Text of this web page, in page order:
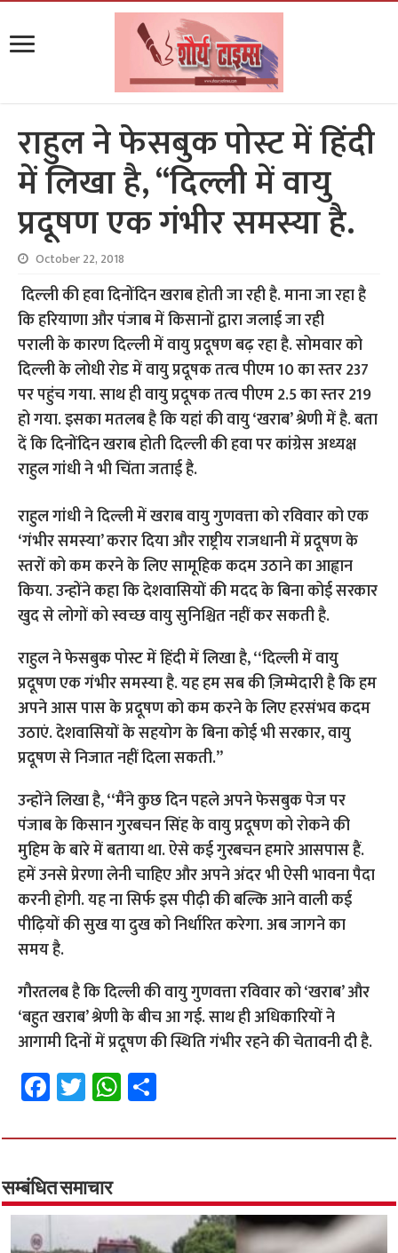
राहुल ने फेसबुक पोस्ट में हिंदी
में लिखा है, ‘‘दिल्ली में वायु
प्रदूषण एक गंभीर समस्या है.
October 22, 2018
दिल्‍ली की हवा दिनोंदिन खराब होती जा रही है. माना जा रहा है
कि हरियाणा और पंजाब में किसानों द्वारा जलाई जा रही
पराली के कारण दिल्‍ली में वायु प्रदूषण बढ़ रहा है. सोमवार को
दिल्‍ली के लोधी रोड में वायु प्रदूषक तत्‍व पीएम 10 का स्‍तर 237
पर पहुंच गया. साथ ही वायु प्रदूषक तत्‍व पीएम 2.5 का स्‍तर 219
हो गया. इसका मतलब है कि यहां की वायु ‘खराब’ श्रेणी में है. बता
दें कि दिनोंदिन खराब होती दिल्‍ली की हवा पर कांग्रेस अध्‍यक्ष
राहुल गांधी ने भी चिंता जताई है.
राहुल गांधी ने दिल्ली में खराब वायु गुणवत्ता को रविवार को एक
‘गंभीर समस्या’ करार दिया और राष्ट्रीय राजधानी में प्रदूषण के
स्तरों को कम करने के लिए सामूहिक कदम उठाने का आह्वान
किया. उन्होंने कहा कि देशवासियों की मदद के बिना कोई सरकार
खुद से लोगों को स्वच्छ वायु सुनिश्चित नहीं कर सकती है.
राहुल ने फेसबुक पोस्ट में हिंदी में लिखा है, ‘‘दिल्ली में वायु
प्रदूषण एक गंभीर समस्या है. यह हम सब की ज़िम्मेदारी है कि हम
अपने आस पास के प्रदूषण को कम करने के लिए हरसंभव कदम
उठाएं. देशवासियों के सहयोग के बिना कोई भी सरकार, वायु
प्रदूषण से निजात नहीं दिला सकती.’’
उन्होंने लिखा है, ‘‘मैंने कुछ दिन पहले अपने फेसबुक पेज पर
पंजाब के किसान गुरबचन सिंह के वायु प्रदूषण को रोकने की
मुहिम के बारे में बताया था. ऐसे कई गुरबचन हमारे आसपास हैं.
हमें उनसे प्रेरणा लेनी चाहिए और अपने अंदर भी ऐसी भावना पैदा
करनी होगी. यह ना सिर्फ इस पीढ़ी की बल्कि आने वाली कई
पीढ़ियों की सुख या दुख को निर्धारित करेगा. अब जागने का
समय है.
गौरतलब है कि दिल्ली की वायु गुणवत्ता रविवार को ‘खराब’ और
‘बहुत खराब’ श्रेणी के बीच आ गई. साथ ही अधिकारियों ने
आगामी दिनों में प्रदूषण की स्थिति गंभीर रहने की चेतावनी दी है.
Fa
ce
b
o
o
k
T
wi
tt
er
W
h
at
p
p
ar
सम्बंधित समाचार